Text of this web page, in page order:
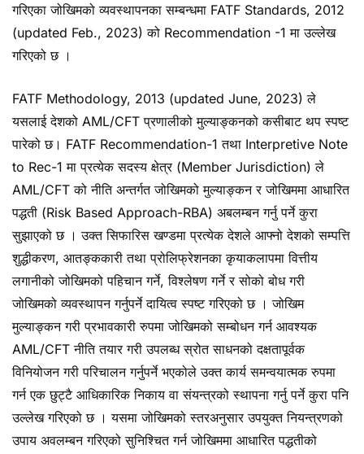
गरिएका जोखिमको व्यवस्थापनका सम्बन्धमा FATF Standards, 2012
(updated Feb., 2023) को Recommendation -1 मा उल्लेख
गरिएको छ ।
FATF Methodology, 2013 (updated June, 2023) ले
यसलाई देशको AML/CFT प्रणालीको मुल्याङ्कनको कसीबाट थप स्पष्ट
पारेको छ। FATF Recommendation-1 तथा Interpretive Note
to Rec-1 मा प्रत्येक सदस्य क्षेत्र (Member Jurisdiction) ले
AML/CFT को नीति अन्तर्गत जोखिमको मुल्याङ्कन र जोखिममा आधारित
पद्धती (Risk Based Approach-RBA) अबलम्बन गर्नु पर्ने कुरा
सुझाएको छ । उक्त सिफारिस खण्डमा प्रत्येक देशले आफ्नो देशको सम्पत्ति
शुद्धीकरण, आतङ्ककारी तथा प्रोलिफ्रेशनका कृयाकलापमा वित्तीय
लगानीको जोखिमको पहिचान गर्ने, विश्लेषण गर्ने र सोको बोध गरी
जोखिमको व्यवस्थापन गर्नुपर्ने दायित्व स्पष्ट गरिएको छ । जोखिम
मुल्याङ्कन गरी प्रभावकारी रुपमा जोखिमको सम्बोधन गर्न आवश्यक
AML/CFT नीति तयार गरी उपलब्ध स्रोत साधनको दक्षतापूर्वक
विनियोजन गरी परिचालन गर्नुपर्ने भएकोले उक्त कार्य समन्वयात्मक रुपमा
गर्न एक छुट्टै आधिकारिक निकाय वा संयन्त्रको स्थापना गर्नु पर्ने कुरा पनि
उल्लेख गरिएको छ । यसमा जोखिमको स्तरअनुसार उपयुक्त नियन्त्रणको
उपाय अवलम्बन गरिएको सुनिश्चित गर्न जोखिममा आधारित पद्धतीको